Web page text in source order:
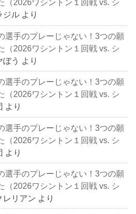
（2026ワシントン１回戦 vs. シ
ジル より
選手のプレーじゃない！3つの願
（2026ワシントン１回戦 vs. シ
ぼう より
選手のプレーじゃない！3つの願
（2026ワシントン１回戦 vs. シ
より
選手のプレーじゃない！3つの願
（2026ワシントン１回戦 vs. シ
より
選手のプレーじゃない！3つの願
（2026ワシントン１回戦 vs. シ
レリアン より